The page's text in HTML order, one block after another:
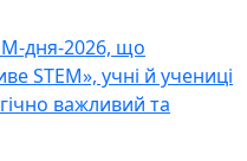
дня-2026, що
STEM», учні й учениці
важливий та